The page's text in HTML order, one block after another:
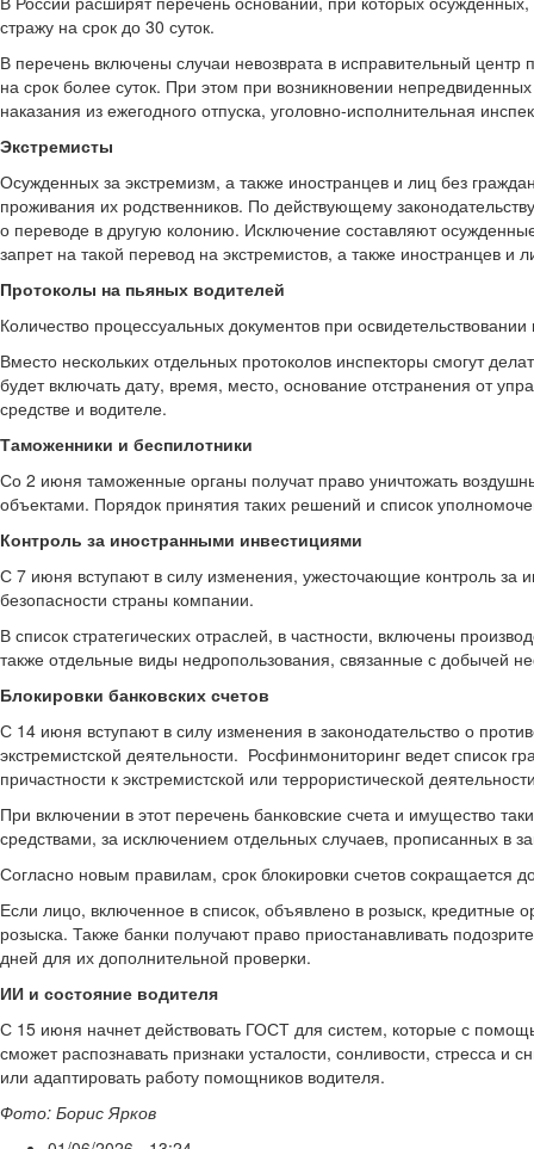
стражу на срок до 30 суток.
В перечень включены случаи невозврата в исправительный
на срок более суток. При этом при возникновении
наказания из ежегодного отпуска, уголовно-исполнительная
Экстремисты
Осужденных за экстремизм, а также иностранцев и лиц без
проживания их родственников. По действующему
о переводе в другую колонию. Исключение составляют
запрет на такой перевод на экстремистов, а также иностранцев и
Протоколы на пьяных водителей
Количество процессуальных документов при
Вместо нескольких отдельных протоколов инспекторы смогут
будет включать дату, время, место, основание отстранения от
средстве и водителе.
Таможенники и беспилотники
Со 2 июня таможенные органы получат право уничтожать
объектами. Порядок принятия таких решений и список
Контроль за иностранными инвестициями
С 7 июня вступают в силу изменения, ужесточающие контроль за
безопасности страны компании.
В список стратегических отраслей, в частности, включены
также отдельные виды недропользования, связанные с добычей
Блокировки банковских счетов
С 14 июня вступают в силу изменения в законодательство о
экстремистской деятельности. Росфинмониторинг ведет список
причастности к экстремистской или террористической
При включении в этот перечень банковские счета и имущество
средствами, за исключением отдельных случаев, прописанных в
Согласно новым правилам, срок блокировки счетов сокращается
Если лицо, включенное в список, объявлено в розыск, кредитные
розыска. Также банки получают право приостанавливать
дней для их дополнительной проверки.
ИИ и состояние водителя
С 15 июня начнет действовать ГОСТ для систем, которые с
сможет распознавать признаки усталости, сонливости, стресса
или адаптировать работу помощников водителя.
Фото: Борис Ярков